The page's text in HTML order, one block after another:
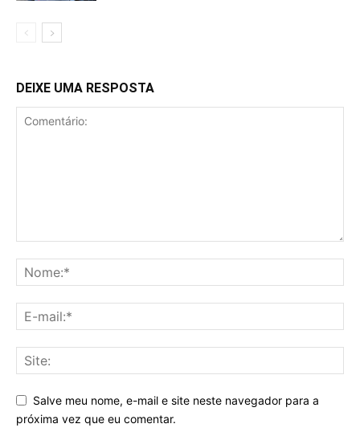
DEIXE UMA RESPOSTA
Salve meu nome, e-mail e site neste navegador para a
próxima vez que eu comentar.